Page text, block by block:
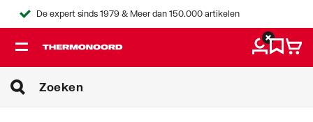
De expert sinds 1979 & Meer dan 150.000 artikelen